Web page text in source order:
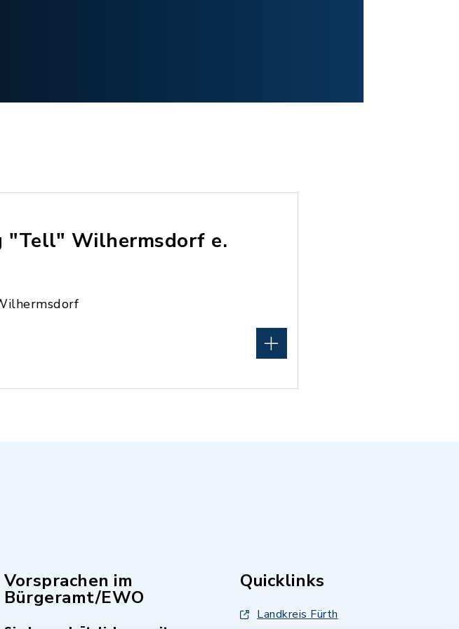
"Tell" Wilhermsdorf e.
Vorsprachen im
Bürgeramt/EWO
Quicklinks
Landkreis Fürth